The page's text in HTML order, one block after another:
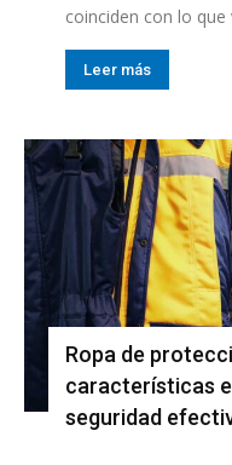
coinciden con lo que
Leer más
Ropa de
características
seguridad